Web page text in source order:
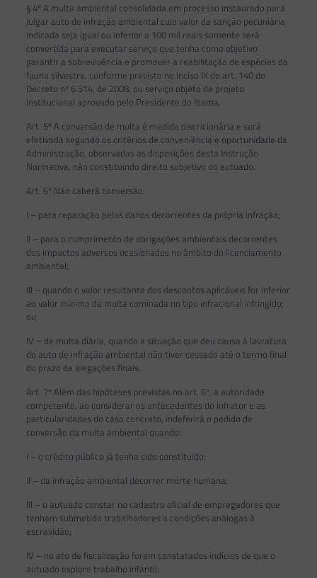
§ 4º A multa ambiental consolidada em processo instaurado para
julgar auto de infração ambiental cujo valor da sanção pecuniária
indicada seja igual ou inferior a 100 mil reais somente será
convertida para executar serviço que tenha como objetivo
garantir a sobrevivência e promover a reabilitação de espécies da
fauna silvestre, conforme previsto no inciso IX do art. 140 do
Decreto nº 6.514, de 2008, ou serviço objeto de projeto
institucional aprovado pelo Presidente do Ibama.
Art. 5º A conversão de multa é medida discricionária e será
efetivada segundo os critérios de conveniência e oportunidade da
Administração, observadas as disposições desta Instrução
Normativa, não constituindo direito subjetivo do autuado.
Art. 6º Não caberá conversão:
I – para reparação pelos danos decorrentes da própria infração;
II – para o cumprimento de obrigações ambientais decorrentes
dos impactos adversos ocasionados no âmbito do licenciamento
ambiental;
III – quando o valor resultante dos descontos aplicáveis for inferior
ao valor mínimo da multa cominada no tipo infracional infringido;
ou
IV – de multa diária, quando a situação que deu causa à lavratura
do auto de infração ambiental não tiver cessado até o termo final
do prazo de alegações finais.
Art. 7º Além das hipóteses previstas no art. 6º, a autoridade
competente, ao considerar os antecedentes do infrator e as
particularidades do caso concreto, indeferirá o pedido de
conversão da multa ambiental quando:
I – o crédito público já tenha sido constituído;
II – da infração ambiental decorrer morte humana;
III – o autuado constar no cadastro oficial de empregadores que
tenham submetido trabalhadores a condições análogas à
escravidão;
IV – no ato de fiscalização forem constatados indícios de que o
autuado explore trabalho infantil;